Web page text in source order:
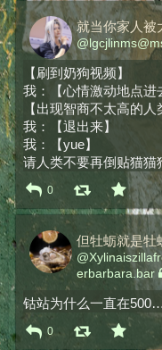
就当你家人被
@
【刷到奶狗视频】
我：【心情激动地点进
【出现智商不太高的
我：【退出来】
我：【yue】
请人类不要再倒贴猫猫
0
但牡蛎就是牡
@
erbarbara.bar
钴站为什么一直在
0